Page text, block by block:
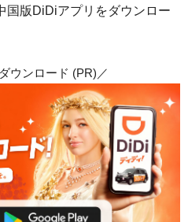
国版DiDiアプリをダウンロー
ウンロード (PR)／